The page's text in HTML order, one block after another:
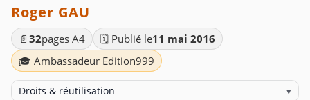
Roger GAU
📄 32pages A4 🗓️ Publié le11 mai 2016
🎓 Ambassadeur Edition999
Droits & réutilisation ▾